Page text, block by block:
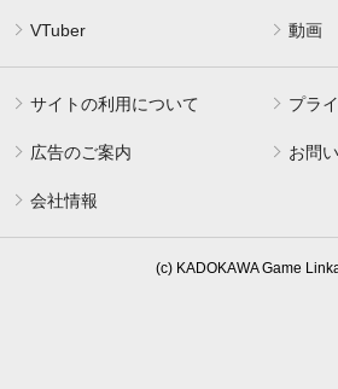
VTuber 動画
サイトの利用について プラ
広告のご案内 お問
会社情報
(c) KADOKAWA Game